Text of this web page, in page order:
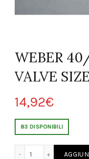
WEBER
VALVE
14,92€
83 DISPONIBILI